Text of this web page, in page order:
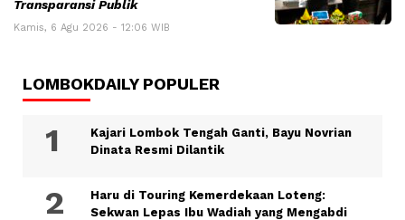
Transparansi Publik
Kamis, 6 Agu 2026 - 12:06 WIB
LOMBOKDAILY POPULER
Kajari Lombok Tengah Ganti, Bayu Novrian
Dinata Resmi Dilantik
Haru di Touring Kemerdekaan Loteng:
Sekwan Lepas Ibu Wadiah yang Mengabdi